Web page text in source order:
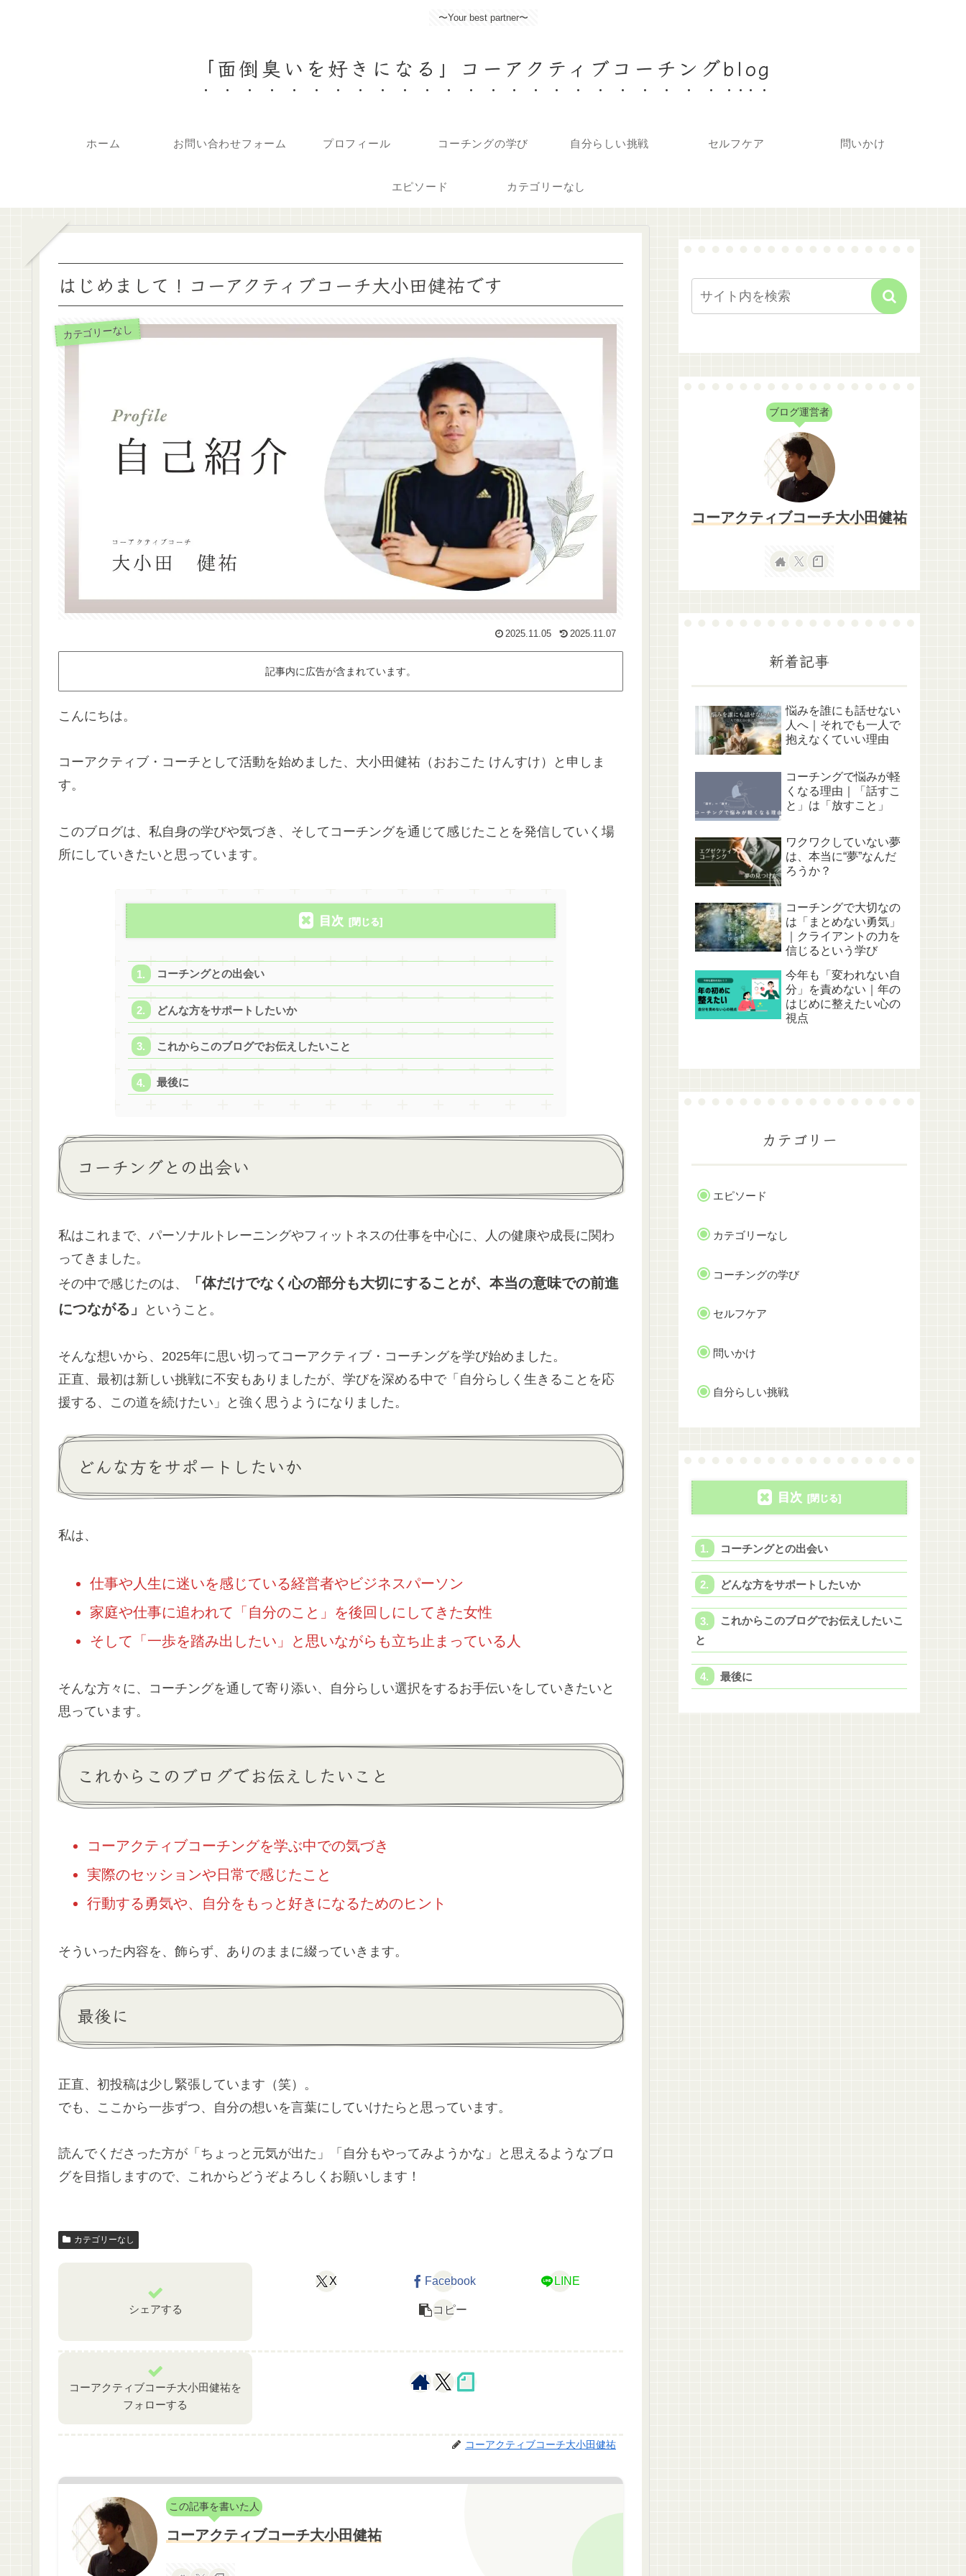
〜Your best partner〜
「面倒臭いを好きになる」コーアクティブコーチングblog
ホーム お問い合わせフォーム プロフィール コーチングの学び 自分らしい挑戦 セルフケア 問いかけ
エピソード カテゴリーなし
はじめまして！コーアクティブコーチ大小田健祐です
カテゴリーなし
2025.11.05 2025.11.07
記事内に広告が含まれています。
こんにちは。
コーアクティブ・コーチとして活動を始めました、大小田健祐（おおこた けんすけ）と申しま
す。
このブログは、私自身の学びや気づき、そしてコーチングを通じて感じたことを発信していく場
所にしていきたいと思っています。
目次
コーチングとの出会い
どんな方をサポートしたいか
これからこのブログでお伝えしたいこと
最後に
コーチングとの出会い
私はこれまで、パーソナルトレーニングやフィットネスの仕事を中心に、人の健康や成長に関わ
ってきました。
その中で感じたのは、
「体だけでなく心の部分も大切にすることが、本当の意味での前進
につながる」
ということ。
そんな想いから、2025年に思い切ってコーアクティブ・コーチングを学び始めました。
正直、最初は新しい挑戦に不安もありましたが、学びを深める中で「自分らしく生きることを応
援する、この道を続けたい」と強く思うようになりました。
どんな方をサポートしたいか
私は、
仕事や人生に迷いを感じている経営者やビジネスパーソン
家庭や仕事に追われて「自分のこと」を後回しにしてきた女性
そして「一歩を踏み出したい」と思いながらも立ち止まっている人
そんな方々に、コーチングを通して寄り添い、自分らしい選択をするお手伝いをしていきたいと
思っています。
これからこのブログでお伝えしたいこと
コーアクティブコーチングを学ぶ中での気づき
実際のセッションや日常で感じたこと
行動する勇気や、自分をもっと好きになるためのヒント
そういった内容を、飾らず、ありのままに綴っていきます。
最後に
正直、初投稿は少し緊張しています（笑）。
でも、ここから一歩ずつ、自分の想いを言葉にしていけたらと思っています。
読んでくださった方が「ちょっと元気が出た」「自分もやってみようかな」と思えるようなブロ
グを目指しますので、これからどうぞよろしくお願いします！
カテゴリーなし
シェアする
X Facebook LINE
コピー
コーアクティブコーチ大小田健祐を
フォローする
コーアクティブコーチ大小田健祐
この記事を書いた人
コーアクティブコーチ大小田健祐
ブログ運営者
コーアクティブコーチ大小田健祐
新着記事
悩みを誰にも話せない
人へ｜それでも一人で
抱えなくていい理由
コーチングで悩みが軽
くなる理由｜「話すこ
と」は「放すこと」
ワクワクしていない夢
は、本当に“夢”なんだ
ろうか？
コーチングで大切なの
は「まとめない勇気」
｜クライアントの力を
信じるという学び
今年も「変われない自
分」を責めない｜年の
はじめに整えたい心の
視点
カテゴリー
エピソード
カテゴリーなし
コーチングの学び
セルフケア
問いかけ
自分らしい挑戦
目次
コーチングとの出会い
どんな方をサポートしたいか
これからこのブログでお伝えしたいこ
と
最後に